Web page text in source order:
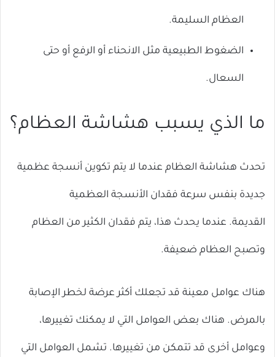
العظام السليمة.
الضغوط الطبيعية مثل الانحناء أو الرفع أو حتى
السعال.
ما الذي يسبب هشاشة العظام؟
تحدث هشاشة العظام عندما لا يتم تكوين أنسجة عظمية
جديدة بنفس سرعة فقدان الأنسجة العظمية
القديمة. عندما يحدث هذا، يتم فقدان الكثير من العظام
وتصبح العظام ضعيفة.
هناك عوامل معينة قد تجعلك أكثر عرضة لخطر الإصابة
بالمرض. هناك بعض العوامل التي لا يمكنك تغييرها،
وعوامل أخرى قد تتمكن من تغييرها. تشمل العوامل التي